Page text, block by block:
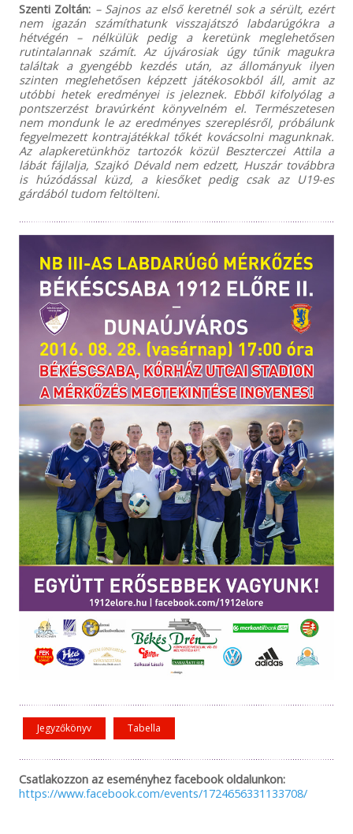
Szenti Zoltán: – Sajnos az első keretnél sok a sérült, ezért
nem igazán számíthatunk visszajátszó labdarúgókra a
hétvégén – nélkülük pedig a keretünk meglehetősen
rutintalannak számít. Az újvárosiak úgy tűnik magukra
találtak a gyengébb kezdés után, az állományuk ilyen
szinten meglehetősen képzett játékosokból áll, amit az
utóbbi hetek eredményei is jeleznek. Ebből kifolyólag a
pontszerzést bravúrként könyvelném el. Természetesen
nem mondunk le az eredményes szereplésről, próbálunk
fegyelmezett kontrajátékkal tőkét kovácsolni magunknak.
Az alapkeretünkhöz tartozók közül Beszterczei Attila a
lábát fájlalja, Szajkó Dévald nem edzett, Huszár továbbra
is húzódással küzd, a kiesőket pedig csak az U19-es
gárdából tudom feltölteni.
Jegyzőkönyv Tabella
Csatlakozzon az eseményhez facebook oldalunkon:
https://www.facebook.com/events/1724656331133708/